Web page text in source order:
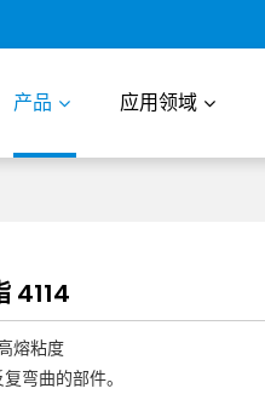
产品 应用领域
4114
熔粘度
弯曲的部件。